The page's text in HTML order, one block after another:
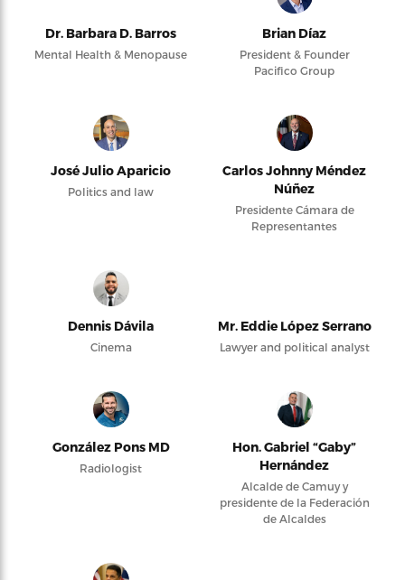
Dr. Barbara D. Barros
Mental Health & Menopause
Brian Díaz
President & Founder
Pacifico Group
José Julio Aparicio
Politics and law
Carlos Johnny Méndez
Núñez
Presidente Cámara de
Representantes
Dennis Dávila
Cinema
Mr. Eddie López Serrano
Lawyer and political analyst
González Pons MD
Radiologist
Hon. Gabriel “Gaby”
Hernández
Alcalde de Camuy y
presidente de la Federación
de Alcaldes